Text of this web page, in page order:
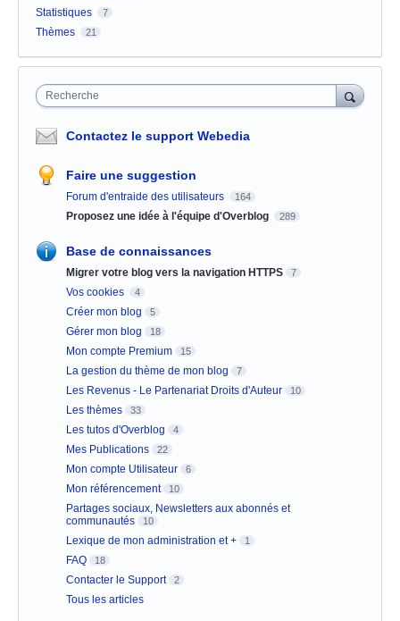
Statistiques 7
Thèmes 21
Recherche
Contactez le support Webedia
Faire une suggestion
Forum d'entraide des utilisateurs 164
Proposez une idée à l'équipe d'Overblog 289
Base de connaissances
Migrer votre blog vers la navigation HTTPS 7
Vos cookies 4
Créer mon blog 5
Gérer mon blog 18
Mon compte Premium 15
La gestion du thème de mon blog 7
Les Revenus - Le Partenariat Droits d'Auteur 10
Les thèmes 33
Les tutos d'Overblog 4
Mes Publications 22
Mon compte Utilisateur 6
Mon référencement 10
Partages sociaux, Newsletters aux abonnés et
communautés
10
Lexique de mon administration et + 1
FAQ 18
Contacter le Support 2
Tous les articles